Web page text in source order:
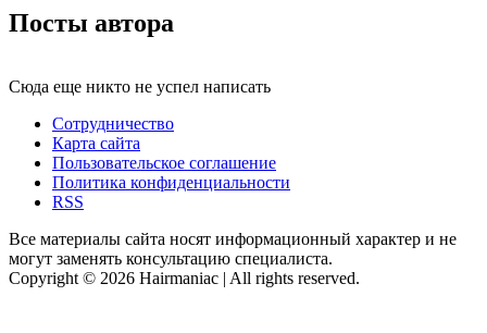
Посты автора
Сюда еще никто не успел написать
Сотрудничество
Карта сайта
Пользовательское соглашение
Политика конфиденциальности
RSS
Все материалы сайта носят информационный характер и не
могут заменять консультацию специалиста.
Copyright © 2026 Hairmaniac | All rights reserved.